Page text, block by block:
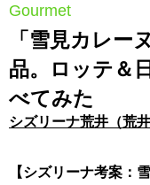
Gourmet
「雪見カレー
品。ロッテ＆
べてみた
シズリーナ荒井（荒井
【シズリーナ考案：